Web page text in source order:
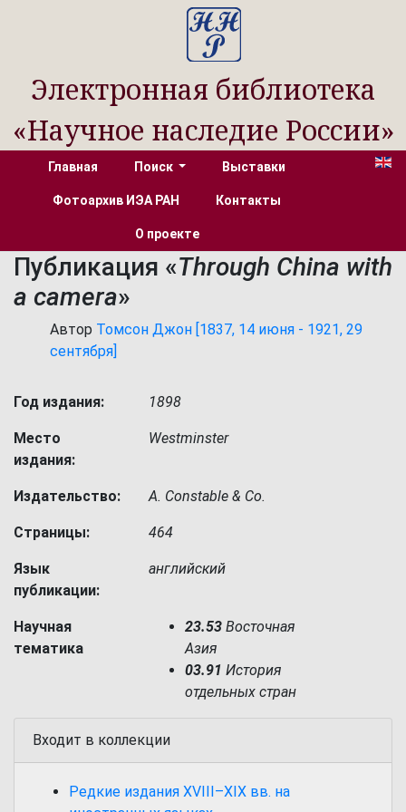
Электронная библиотека
«Научное наследие России»
Главная Поиск Выставки
Фотоархив ИЭА РАН Контакты
О проекте
Публикация «Through China with
a camera»
Автор Томсон Джон [1837, 14 июня - 1921, 29
сентября]
Год издания: 1898
Место
издания:
Westminster
Издательство: A. Constable & Co.
Страницы: 464
Язык
публикации:
английский
Научная
тематика
23.53 Восточная
Азия
03.91 История
отдельных стран
Входит в коллекции
Редкие издания XVIII–XIX вв. на